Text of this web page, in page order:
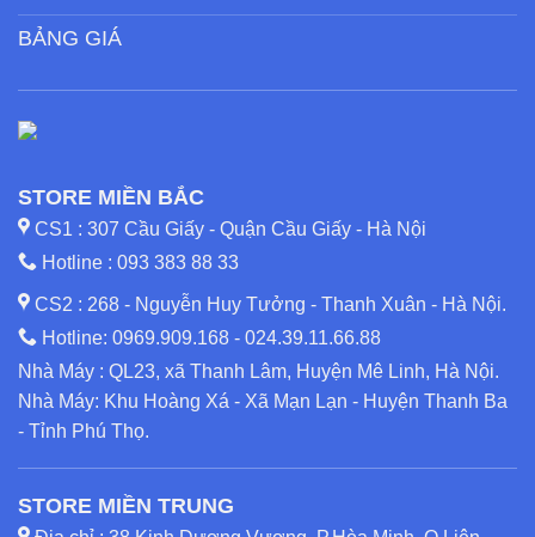
BẢNG GIÁ
STORE MIỀN BẮC
CS1 : 307 Cầu Giấy - Quận Cầu Giấy - Hà Nội
Hotline : 093 383 88 33
CS2 : 268 - Nguyễn Huy Tưởng - Thanh Xuân - Hà Nội.
Hotline: 0969.909.168 - 024.39.11.66.88
Nhà Máy : QL23, xã Thanh Lâm, Huyện Mê Linh, Hà Nội.
Nhà Máy: Khu Hoàng Xá - Xã Mạn Lạn - Huyện Thanh Ba
- Tỉnh Phú Thọ.
STORE MIỀN TRUNG